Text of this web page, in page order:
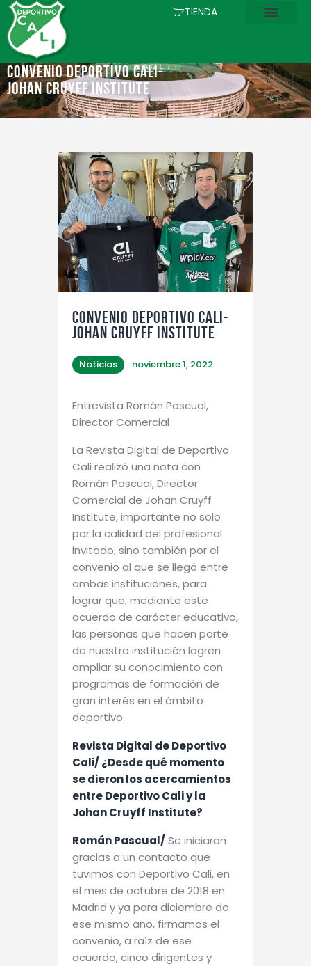
TIENDA
Convenio Deportivo Cali-
Johan Cruyff Institute
INICIO
COMUNICACIONES
EL CLUB
FÚTBOL
ACADEMIA
ASOCIADOS
PQRS
TIENDA
Convenio Deportivo Cali-
Johan Cruyff Institute
Noticias noviembre 1, 2022
Entrevista Román Pascual,
Director Comercial
La Revista Digital de Deportivo
Cali realizó una nota con
Román Pascual, Director
Comercial de Johan Cruyff
Institute, importante no solo
por la calidad del profesional
invitado, sino también por el
convenio al que se llegó entre
ambas instituciones, para
lograr que, mediante este
acuerdo de carácter educativo,
las personas que hacen parte
de nuestra institución logren
ampliar su conocimiento con
programas de formación de
gran interés en el ámbito
deportivo.
Revista Digital de Deportivo
Cali/ ¿Desde qué momento
se dieron los acercamientos
entre Deportivo Cali y la
Johan Cruyff Institute?
Román Pascual/ Se iniciaron
gracias a un contacto que
tuvimos con Deportivo Cali, en
el mes de octubre de 2018 en
Madrid y ya para diciembre de
ese mismo año, firmamos el
convenio, a raíz de ese
acuerdo, cinco dirigentes y